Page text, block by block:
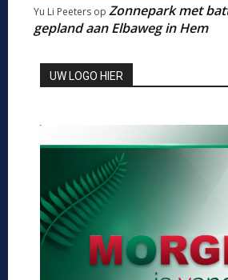
Yu Li Peeters op Zonnepark met
gepland aan Elbaweg in Hem
UW LOGO HIER